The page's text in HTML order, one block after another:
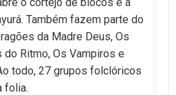
Também fazem parte do
da Madre Deus, Os
do Ritmo, Os Vampiros e
todo, 27 grupos folclóricos
folia.